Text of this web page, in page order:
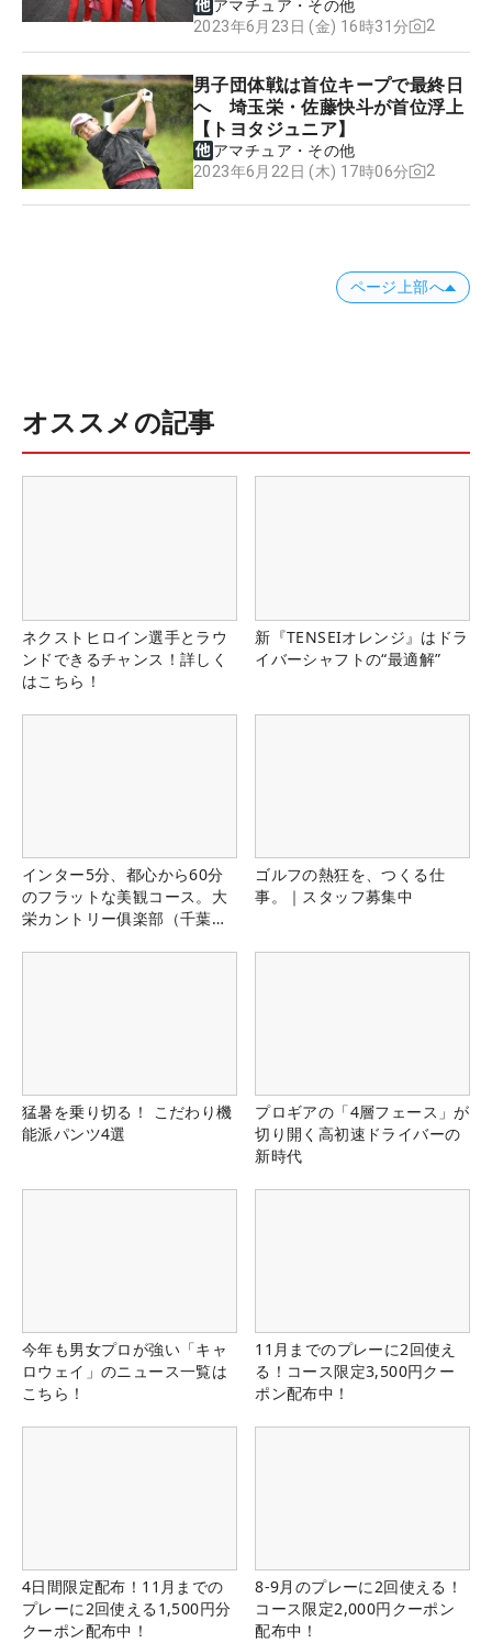
アマチュア・その他
2023年6月23日 (金) 16時31分
2
男子団体戦は首位キープで最終日
へ 埼玉栄・佐藤快斗が首位浮上
【トヨタジュニア】
アマチュア・その他
2023年6月22日 (木) 17時06分
2
ページ上部へ
オススメの記事
ネクストヒロイン選手とラウ
ンドできるチャンス！詳しく
はこちら！
新『TENSEIオレンジ』はドラ
イバーシャフトの“最適解”
インター5分、都心から60分
のフラットな美観コース。大
栄カントリー俱楽部（千葉
ゴルフの熱狂を、つくる仕
事。｜スタッフ募集中
猛暑を乗り切る！ こだわり機
能派パンツ4選
プロギアの「4層フェース」が
切り開く高初速ドライバーの
新時代
今年も男女プロが強い「キャ
ロウェイ」のニュース一覧は
こちら！
11月までのプレーに2回使え
る！コース限定3,500円クー
ポン配布中！
4日間限定配布！11月までの
プレーに2回使える1,500円分
クーポン配布中！
8-9月のプレーに2回使える！
コース限定2,000円クーポン
配布中！